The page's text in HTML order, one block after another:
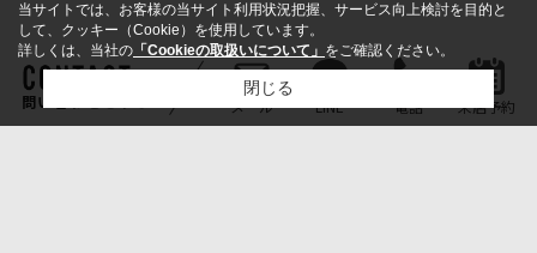
問い合わせをする メール LINE 電話 来店予約
当サイトでは、お客様の当サイト利用状況把握、サービス向上検討を目的と
して、クッキー（Cookie）を使用しています。
詳しくは、当社の 「Cookieの取扱いについて」 をご確認ください。
閉じる